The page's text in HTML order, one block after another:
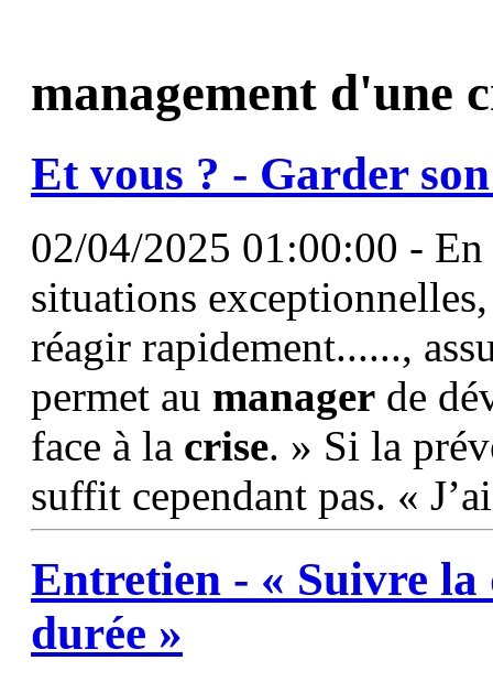
management d'une
Et vous ? - Garder
02/04/2025 01:00:00 -
situations
réagir rapidement......,
permet au manager de
face à la crise. » Si la
suffit cependant pas. «
Entretien - « Suivre
durée »